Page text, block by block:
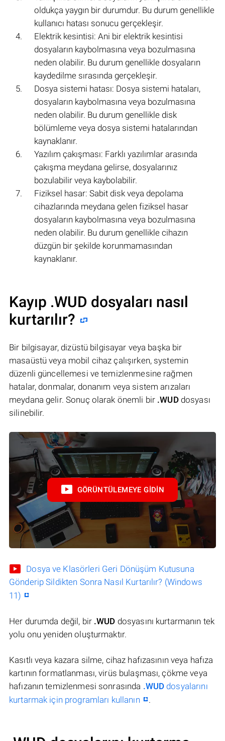
oldukça yaygın bir durumdur. Bu durum genellikle
kullanıcı hatası sonucu gerçekleşir.
Elektrik kesintisi: Ani bir elektrik kesintisi
dosyaların kaybolmasına veya bozulmasına
neden olabilir. Bu durum genellikle dosyaların
kaydedilme sırasında gerçekleşir.
Dosya sistemi hatası: Dosya sistemi hataları,
dosyaların kaybolmasına veya bozulmasına
neden olabilir. Bu durum genellikle disk
bölümleme veya dosya sistemi hatalarından
kaynaklanır.
Yazılım çakışması: Farklı yazılımlar arasında
çakışma meydana gelirse, dosyalarınız
bozulabilir veya kaybolabilir.
Fiziksel hasar: Sabit disk veya depolama
cihazlarında meydana gelen fiziksel hasar
dosyaların kaybolmasına veya bozulmasına
neden olabilir. Bu durum genellikle cihazın
düzgün bir şekilde korunmamasından
kaynaklanır.
Kayıp .WUD dosyaları nasıl
kurtarılır?
Bir bilgisayar, dizüstü bilgisayar veya başka bir
masaüstü veya mobil cihaz çalışırken, systemin
düzenli güncellemesi ve temizlenmesine rağmen
hatalar, donmalar, donanım veya sistem arızaları
meydana gelir. Sonuç olarak önemli bir .WUDdosyası
silinebilir.
GÖRÜNTÜLEMEYE GIDIN
Dosya ve Klasörleri Geri Dönüşüm Kutusuna
Gönderip Sildikten Sonra Nasıl Kurtarılır? (Windows
11)
Her durumda değil, bir .WUD dosyasını kurtarmanın tek
yolu onu yeniden oluşturmaktır.
Kasıtlı veya kazara silme, cihaz hafızasının veya hafıza
kartının formatlanması, virüs bulaşması, çökme veya
hafızanın temizlenmesi sonrasında .WUD dosyalarını
kurtarmak için programları kullanın
.